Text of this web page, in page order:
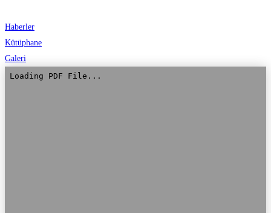
Haberler
Kütüphane
Galeri